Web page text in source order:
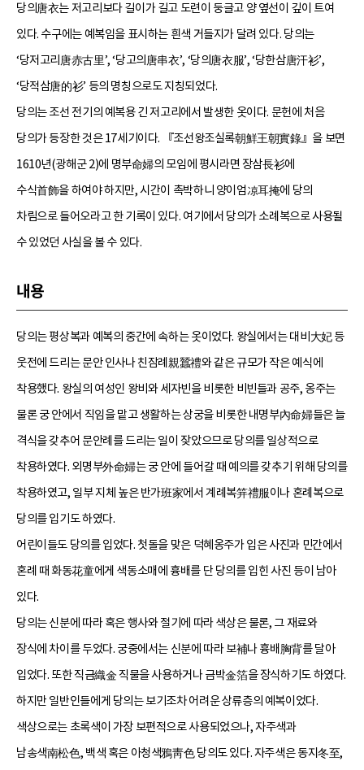
당의唐衣는 저고리보다 길이가 길고 도련이 둥글고 양 옆선이 깊이 트여
있다. 수구에는 예복임을 표시하는 흰색 거들지가 달려 있다. 당의는
‘당저고리唐赤古里’, ‘당고의唐串衣’, ‘당의唐衣服’, ‘당한삼唐汗衫’,
‘당적삼唐的衫’ 등의 명칭으로도 지칭되었다.
당의는 조선 전기의 예복용 긴 저고리에서 발생한 옷이다. 문헌에 처음
당의가 등장한 것은 17세기이다. 『조선왕조실록朝鮮王朝實錄』을 보면
1610년(광해군 2)에 명부命婦의 모임에 평시라면 장삼長衫에
수식首飾을 하여야 하지만, 시간이 촉박하니 양이엄凉耳掩에 당의
차림으로 들어오라고 한 기록이 있다. 여기에서 당의가 소례복으로 사용될
수 있었던 사실을 볼 수 있다.
내용
당의는 평상복과 예복의 중간에 속하는 옷이었다. 왕실에서는 대비大妃 등
웃전에 드리는 문안 인사나 친잠례親蠶禮와 같은 규모가 작은 예식에
착용했다. 왕실의 여성인 왕비와 세자빈을 비롯한 비빈들과 공주, 옹주는
물론 궁 안에서 직임을 맡고 생활하는 상궁을 비롯한 내명부內命婦들은 늘
격식을 갖추어 문안례를 드리는 일이 잦았으므로 당의를 일상적으로
착용하였다. 외명부外命婦는 궁 안에 들어갈 때 예의를 갖추기 위해 당의를
착용하였고, 일부 지체 높은 반가班家에서 계례복笄禮服이나 혼례복으로
당의를 입기도 하였다.
어린이들도 당의를 입었다. 첫돌을 맞은 덕혜옹주가 입은 사진과 민간에서
혼례 때 화동花童에게 색동소매에 흉배를 단 당의를 입힌 사진 등이 남아
있다.
당의는 신분에 따라 혹은 행사와 절기에 따라 색상은 물론, 그 재료와
장식에 차이를 두었다. 궁중에서는 신분에 따라 보補나 흉배胸背를 달아
입었다. 또한 직금織金 직물을 사용하거나 금박金箔을 장식하기도 하였다.
하지만 일반인들에게 당의는 보기조차 어려운 상류층의 예복이었다.
색상으로는 초록색이 가장 보편적으로 사용되었으나, 자주색과
남송색南松色, 백색 혹은 아청색鴉靑色 당의도 있다. 자주색은 동지冬至,